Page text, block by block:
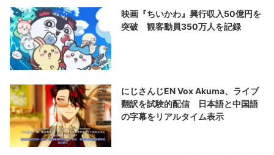
映画『ちいかわ』興行収入50億円を
突破 観客動員350万人を記録
にじさんじEN Vox Akuma、ライブ
翻訳を試験的配信 日本語と中国語
の字幕をリアルタイム表示